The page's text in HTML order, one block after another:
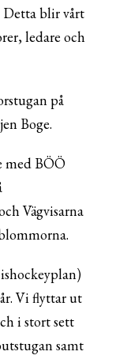
Detta blir vårt
ledare och
på
Boge.
med BÖÖ
Vägvisarna
Vi flyttar ut
i stort sett
samt